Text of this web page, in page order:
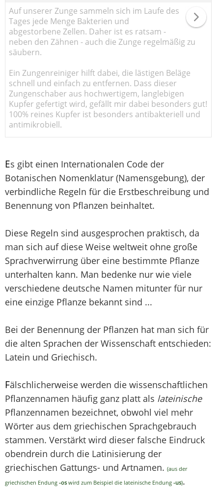
Auf unserer Zunge sammeln sich im Laufe des
Tages jede Menge Bakterien und
abgestorbene Zellen. Daher ist es ratsam -
neben den Zähnen - auch die Zunge regelmäßig zu
säubern.
Ein Zungenreiniger hilft dabei, die lästigen Beläge
schnell und einfach zu entfernen. Dass dieser
Zungenschaber aus hochwertigem, langlebigen
Kupfer gefertigt wird, gefällt mir dabei besonders gut!
100% reines Kupfer ist besonders antibakteriell und
antimikrobiell.
Es gibt einen Internationalen Code der
Botanischen Nomenklatur (Namensgebung), der
verbindliche Regeln für die Erstbeschreibung und
Benennung von Pflanzen beinhaltet.
Diese Regeln sind ausgesprochen praktisch, da
man sich auf diese Weise weltweit ohne große
Sprachverwirrung über eine bestimmte Pflanze
unterhalten kann. Man bedenke nur wie viele
verschiedene deutsche Namen mitunter für nur
eine einzige Pflanze bekannt sind ...
Bei der Benennung der Pflanzen hat man sich für
die alten Sprachen der Wissenschaft entschieden:
Latein und Griechisch.
Fälschlicherweise werden die wissenschaftlichen
Pflanzennamen häufig ganz platt als lateinische
Pflanzennamen bezeichnet, obwohl viel mehr
Wörter aus dem griechischen Sprachgebrauch
stammen. Verstärkt wird dieser falsche Eindruck
obendrein durch die Latinisierung der
griechischen Gattungs- und Artnamen. (aus der
griechischen Endung -os wird zum Beispiel die lateinische Endung -us).